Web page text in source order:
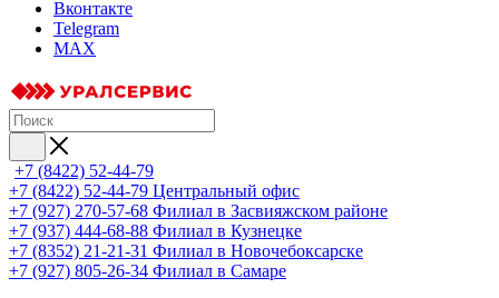
Вконтакте
Telegram
MAX
+7 (8422) 52-44-79
+7 (8422) 52-44-79 Центральный офис
+7 (927) 270-57-68 Филиал в Засвияжском районе
+7 (937) 444-68-88 Филиал в Кузнецке
+7 (8352) 21-21-31 Филиал в Новочебоксарске
+7 (927) 805-26-34 Филиал в Самаре